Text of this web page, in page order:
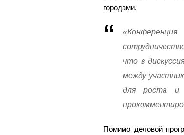
городами.
что в
между
для роста и
Помимо деловой